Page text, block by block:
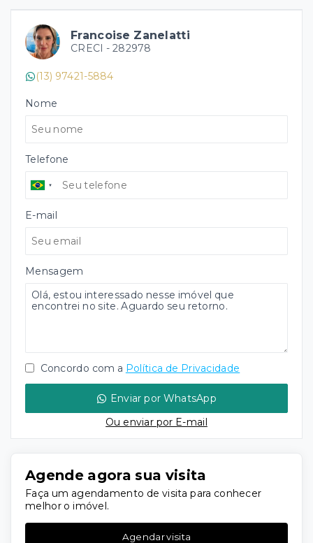
Francoise Zanelatti
CRECI - 282978
(13) 97421-5884
Nome
Telefone
E-mail
Mensagem
Concordo com a Política de Privacidade
Enviar por WhatsApp
Ou enviar por E-mail
Agende agora sua visita
Faça um agendamento de visita para conhecer
melhor o imóvel.
Agendar visita